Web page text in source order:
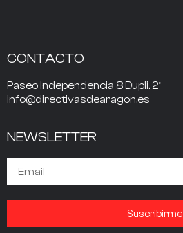
CONTACTO
Paseo Independencia 8 Dupli. 2º
info@directivasdearagon.es
NEWSLETTER
Suscribirme